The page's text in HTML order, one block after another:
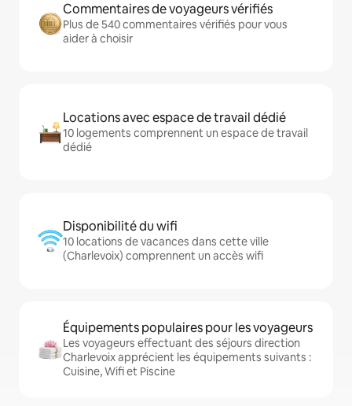
Commentaires de voyageurs vérifiés
Plus de 540 commentaires vérifiés pour vous
aider à choisir
Locations avec espace de travail dédié
10 logements comprennent un espace de travail
dédié
Disponibilité du wifi
10 locations de vacances dans cette ville
(Charlevoix) comprennent un accès wifi
Équipements populaires pour les voyageurs
Les voyageurs effectuant des séjours direction
Charlevoix apprécient les équipements suivants :
Cuisine, Wifi et Piscine